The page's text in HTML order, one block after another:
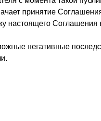
принятие
настоящего
негативные